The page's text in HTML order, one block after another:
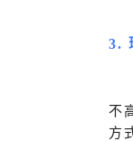
3.
不
方